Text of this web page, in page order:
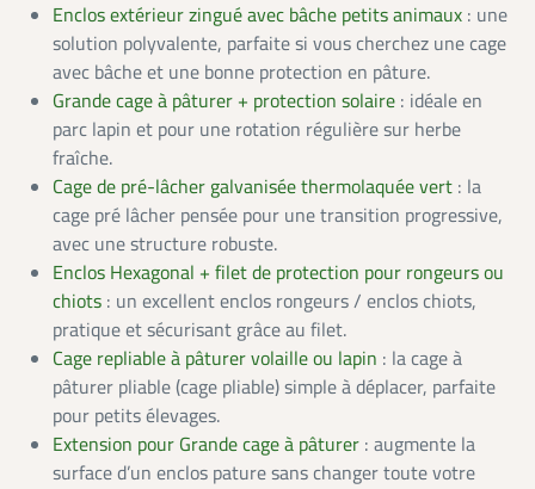
Enclos extérieur zingué avec bâche petits animaux : une
solution polyvalente, parfaite si vous cherchez une cage
avec bâche et une bonne protection en pâture.
Grande cage à pâturer + protection solaire : idéale en
parc lapin et pour une rotation régulière sur herbe
fraîche.
Cage de pré-lâcher galvanisée thermolaquée vert : la
cage pré lâcher pensée pour une transition progressive,
avec une structure robuste.
Enclos Hexagonal + filet de protection pour rongeurs ou
chiots : un excellent enclos rongeurs / enclos chiots,
pratique et sécurisant grâce au filet.
Cage repliable à pâturer volaille ou lapin : la cage à
pâturer pliable (cage pliable) simple à déplacer, parfaite
pour petits élevages.
Extension pour Grande cage à pâturer : augmente la
surface d’un enclos pature sans changer toute votre